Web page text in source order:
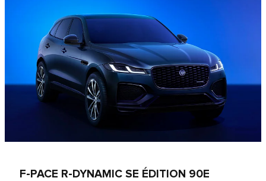
F-PACE R-DYNAMIC SE ÉDITION 90E